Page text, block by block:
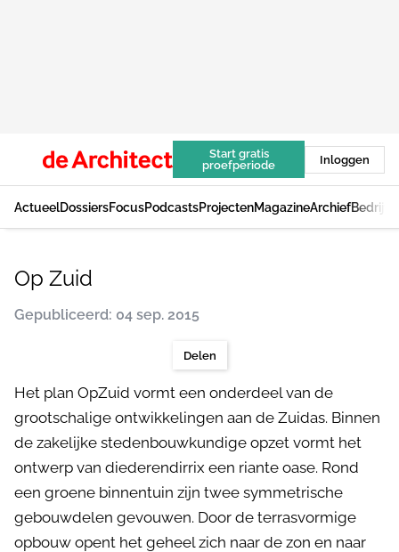
Start gratis
proefperiode
Inloggen
ActueelDossiersFocusPodcastsProjectenMagazineArchief
Op Zuid
Gepubliceerd: 04 sep. 2015
Delen
Het plan OpZuid vormt een onderdeel van de
grootschalige ontwikkelingen aan de Zuidas. Binnen
de zakelijke stedenbouwkundige opzet vormt het
ontwerp van diederendirrix een riante oase. Rond
een groene binnentuin zijn twee symmetrische
gebouwdelen gevouwen. Door de terrasvormige
opbouw opent het geheel zich naar de zon en naar